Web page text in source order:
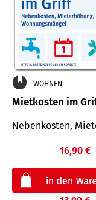
WOHNEN
Mietkosten im
Nebenkosten,
16,90 €